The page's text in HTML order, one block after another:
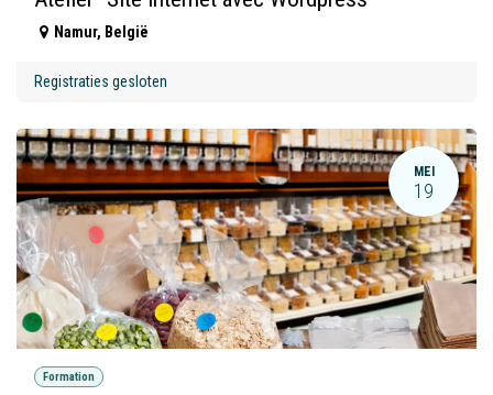
Namur, België
Registraties gesloten
MEI
19
Formation